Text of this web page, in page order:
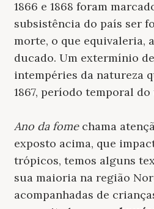
1866 e 1868 foram
subsistência do país ser
morte, o que equivaleria,
ducado. Um extermínio
intempéries da natureza
1867, período temporal
Ano da fomechama
exposto acima, que
trópicos, temos alguns
sua maioria na região
acompanhadas de